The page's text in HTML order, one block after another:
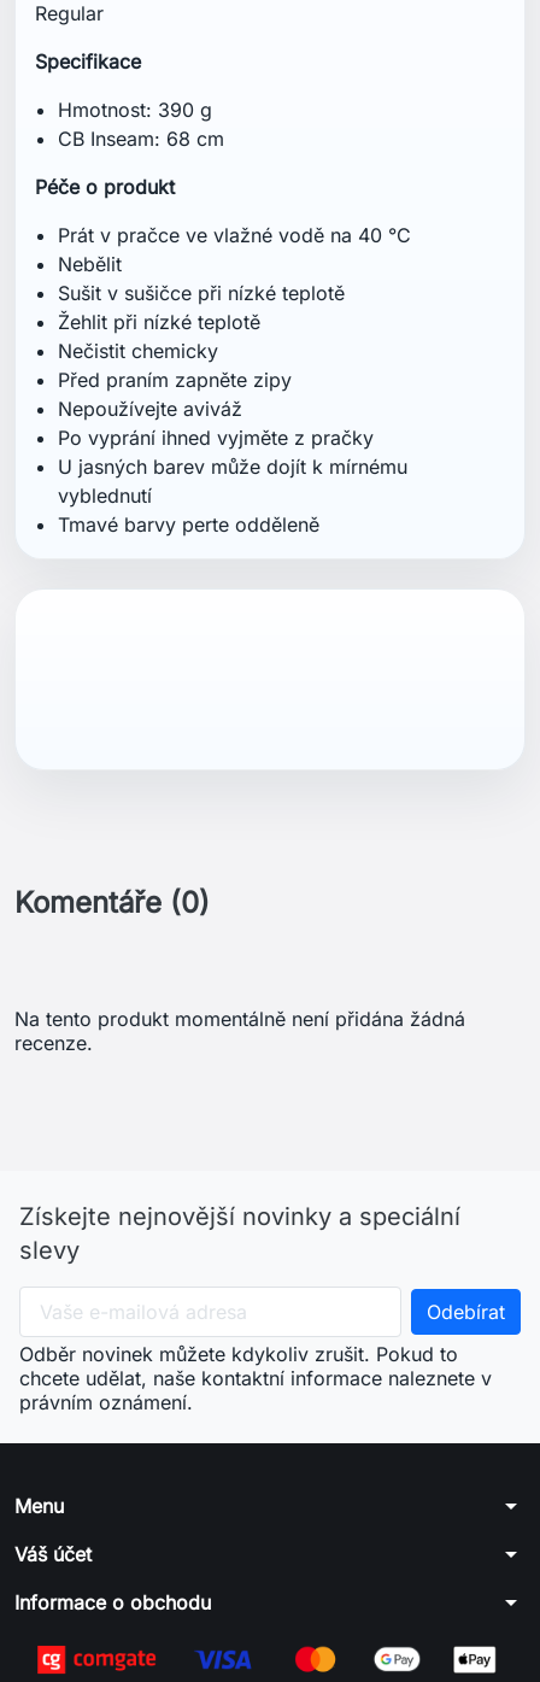
Regular
Specifikace
Hmotnost: 390 g
CB Inseam: 68 cm
Péče o produkt
Prát v pračce ve vlažné vodě na 40 °C
Nebělit
Sušit v sušičce při nízké teplotě
Žehlit při nízké teplotě
Nečistit chemicky
Před praním zapněte zipy
Nepoužívejte aviváž
Po vyprání ihned vyjměte z pračky
U jasných barev může dojít k mírnému
vyblednutí
Tmavé barvy perte odděleně
Komentáře (0)
Na tento produkt momentálně není přidána žádná
recenze.
Získejte nejnovější novinky a speciální
slevy
Odběr novinek můžete kdykoliv zrušit. Pokud to
chcete udělat, naše kontaktní informace naleznete v
právním oznámení.
Menu arrow_drop_down
Váš účet arrow_drop_down
Informace o obchodu arrow_drop_down